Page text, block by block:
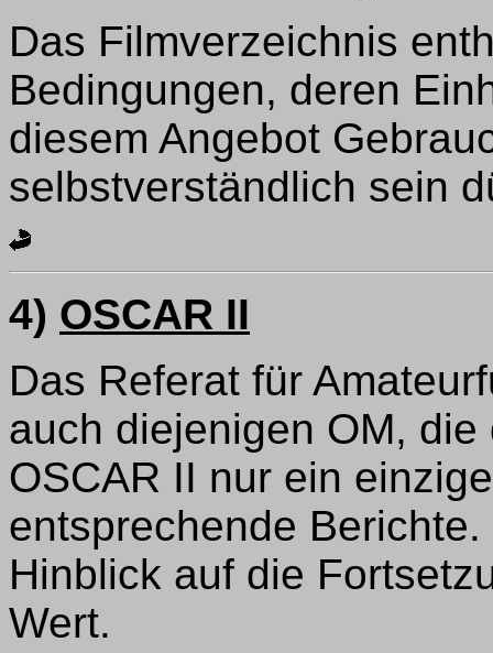
Das Filmverzeichnis
Bedingungen, deren
diesem Angebot
selbstverständlich sein
4) OSCAR II
Das Referat für
auch diejenigen OM,
OSCAR II nur ein
entsprechende
Hinblick auf die
Wert.